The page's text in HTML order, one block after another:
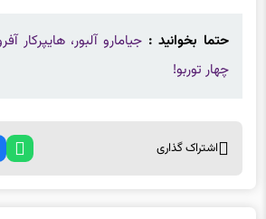
حتما بخوانید :
چهار توربو!
اشتراک گذاری